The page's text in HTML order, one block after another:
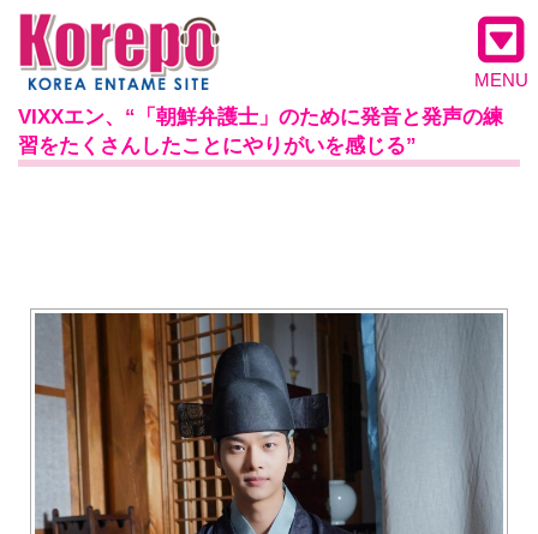
MENU
VIXXエン、“「朝鮮弁護士」のために発音と発声の練
習をたくさんしたことにやりがいを感じる”